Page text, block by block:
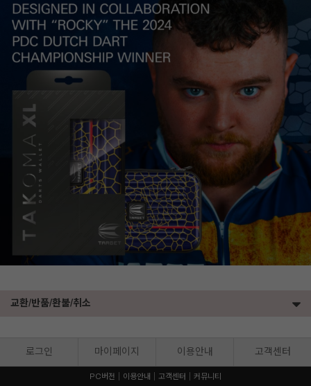
교환/반품/환불/취소
로그인 마이페이지 이용안내 고객센터
PC버전 이용안내 고객센터 커뮤니티